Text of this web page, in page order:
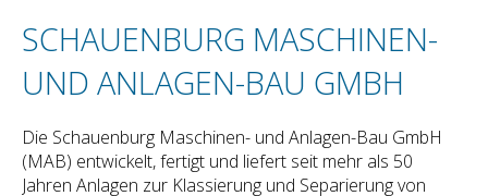
SCHAUENBURG MASCHINEN-
UND ANLAGEN-BAU GMBH
Die Schauenburg Maschinen- und Anlagen-Bau GmbH
(MAB) entwickelt, fertigt und liefert seit mehr als 50
Jahren Anlagen zur Klassierung und Separierung von